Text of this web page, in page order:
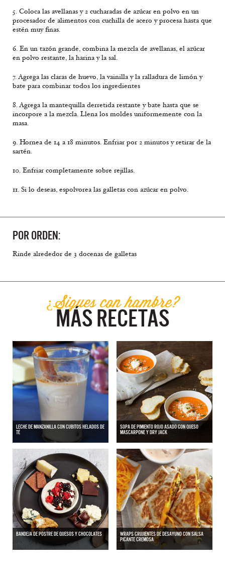
5. Coloca las avellanas y 2 cucharadas de azúcar en polvo en un
procesador de alimentos con cuchilla de acero y procesa hasta que
estén muy finas.
6. En un tazón grande, combina la mezcla de avellanas, el azúcar
en polvo restante, la harina y la sal.
7. Agrega las claras de huevo, la vainilla y la ralladura de limón y
bate para combinar todos los ingredientes
8. Agrega la mantequilla derretida restante y bate hasta que se
incorpore a la mezcla. Llena los moldes uniformemente con la
masa.
9. Hornea de 14 a 18 minutos. Enfriar por 2 minutos y retirar de la
sartén.
10. Enfriar completamente sobre rejillas.
11. Si lo deseas, espolvorea las galletas con azúcar en polvo.
POR ORDEN:
Rinde alrededor de 3 docenas de galletas
¿Sigues con hambre?
MÁS RECETAS
LECHE DE MANZANILLA CON CUBITOS HELADOS DE
TÉ
SOPA DE PIMIENTO ROJO ASADO CON QUESO
MASCARPONE Y DRY JACK
BANDEJA DE POSTRE DE QUESOS Y CHOCOLATES
WRAPS CRUJIENTES DE DESAYUNO CON SALSA
PICANTE CREMOSA